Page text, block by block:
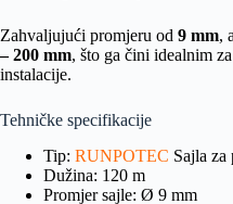
Zahvaljujući promjeru od 9 mm,
– 200 mm, što ga čini idealnim
instalacije.
Tehničke specifikacije
Tip: RUNPOTEC Sajla za
Dužina: 120 m
Promjer sajle: Ø 9 mm